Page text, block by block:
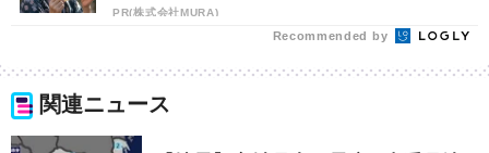
PR(株式会社MURA)
Recommended by
関連ニュース